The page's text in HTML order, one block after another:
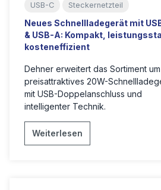
USB-C Steckernetzteil
Neues Schnellladegerät mit
& USB-A: Kompakt,
kosteneffizient
Dehner erweitert das Sortiment
preisattraktives 20W-
mit USB-Doppelanschluss und
intelligenter Technik.
Weiterlesen